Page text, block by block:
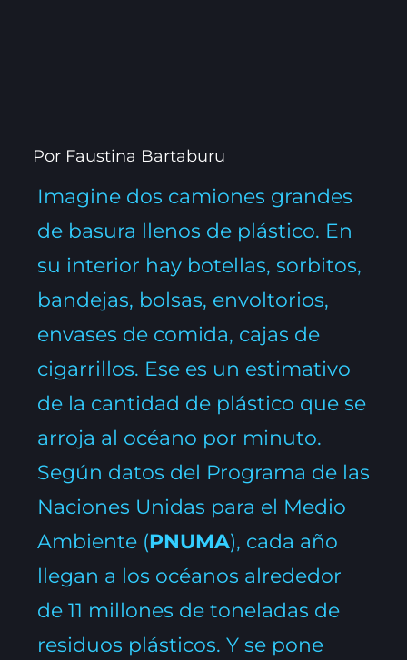
Por Faustina Bartaburu
Imagine dos camiones grandes
de basura llenos de plástico. En
su interior hay botellas, sorbitos,
bandejas, bolsas, envoltorios,
envases de comida, cajas de
cigarrillos. Ese es un estimativo
de la cantidad de plástico que se
arroja al océano por minuto.
Según datos del Programa de las
Naciones Unidas para el Medio
Ambiente (PNUMA), cada año
llegan a los océanos alrededor
de 11 millones de toneladas de
residuos plásticos. Y se pone